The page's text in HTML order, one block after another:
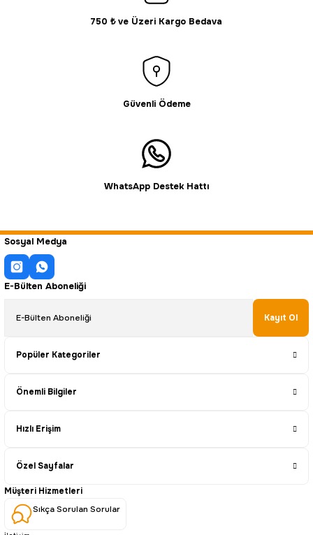
750 ₺ ve Üzeri Kargo Bedava
Güvenli Ödeme
WhatsApp Destek Hattı
Sosyal Medya
E-Bülten Aboneliği
Kayıt Ol
Popüler Kategoriler
Önemli Bilgiler
Hızlı Erişim
Özel Sayfalar
Müşteri Hizmetleri
Sıkça Sorulan Sorular